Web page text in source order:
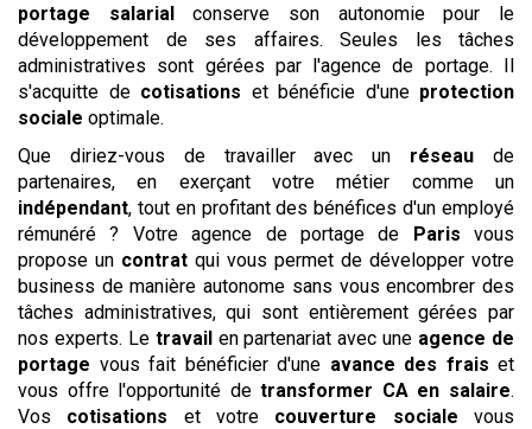
portage salarialconserve son autonomie pour le
développement de ses affaires. Seules les tâches
administratives sont gérées par l'agence de portage. Il
s'acquitte de cotisations et bénéficie d'une protection
sociale optimale.
Que diriez-vous de travailler avec un réseau de
partenaires, en exerçant votre métier comme un
indépendant, tout en profitant des bénéfices d'un employé
rémunéré ? Votre agence de portage de Paris vous
propose un contrat qui vous permet de développer votre
business de manière autonome sans vous encombrer des
tâches administratives, qui sont entièrement gérées par
nos experts. Le travailen partenariat avec une agence de
portage vous fait bénéficier d'une avance des frais et
vous offre l'opportunité detransformer CA en salaire.
Vos cotisations et votre couverture sociale vous